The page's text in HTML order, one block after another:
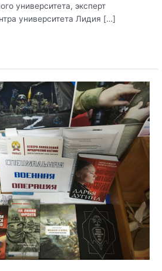
университета, эксперт
университета Лидия […]